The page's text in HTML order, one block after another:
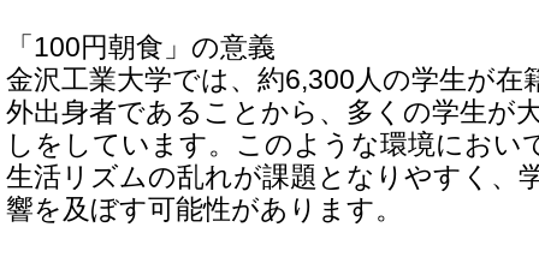
「100円朝食」の意義
金沢工業大学では、約6,300人の学生が在
外出身者であることから、多くの学生が
しをしています。このような環境におい
生活リズムの乱れが課題となりやすく、
響を及ぼす可能性があります。